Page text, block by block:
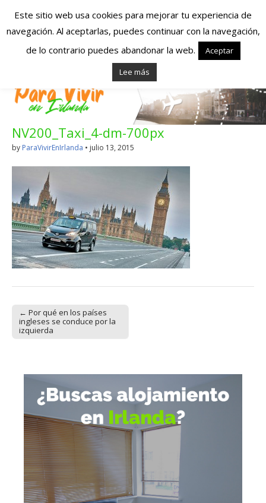
Españoles en
Irlanda – Vivir en
Irlanda – Trabajo
en Irlanda –
Alojamiento en
Irlanda
Blog dedicado a los que viven, estudian y trabajan en
Irlanda!
NV200_Taxi_4-dm-700px
by ParaVivirEnIrlanda • julio 13, 2015
Post navigation
← Por qué en los países
ingleses se conduce por la
izquierda
Este sitio web usa cookies para mejorar tu experiencia de
navegación. Al aceptarlas, puedes continuar con la navegación,
de lo contrario puedes abandonar la web.
Aceptar
Lee más